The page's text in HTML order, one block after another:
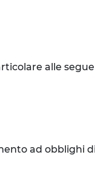
alle
ad obblighi